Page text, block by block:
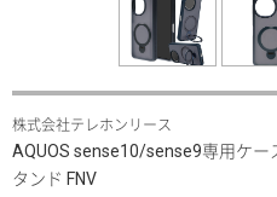
株式会社テレホンリース
AQUOS sense10/sense9専用ケー
タンド FNV